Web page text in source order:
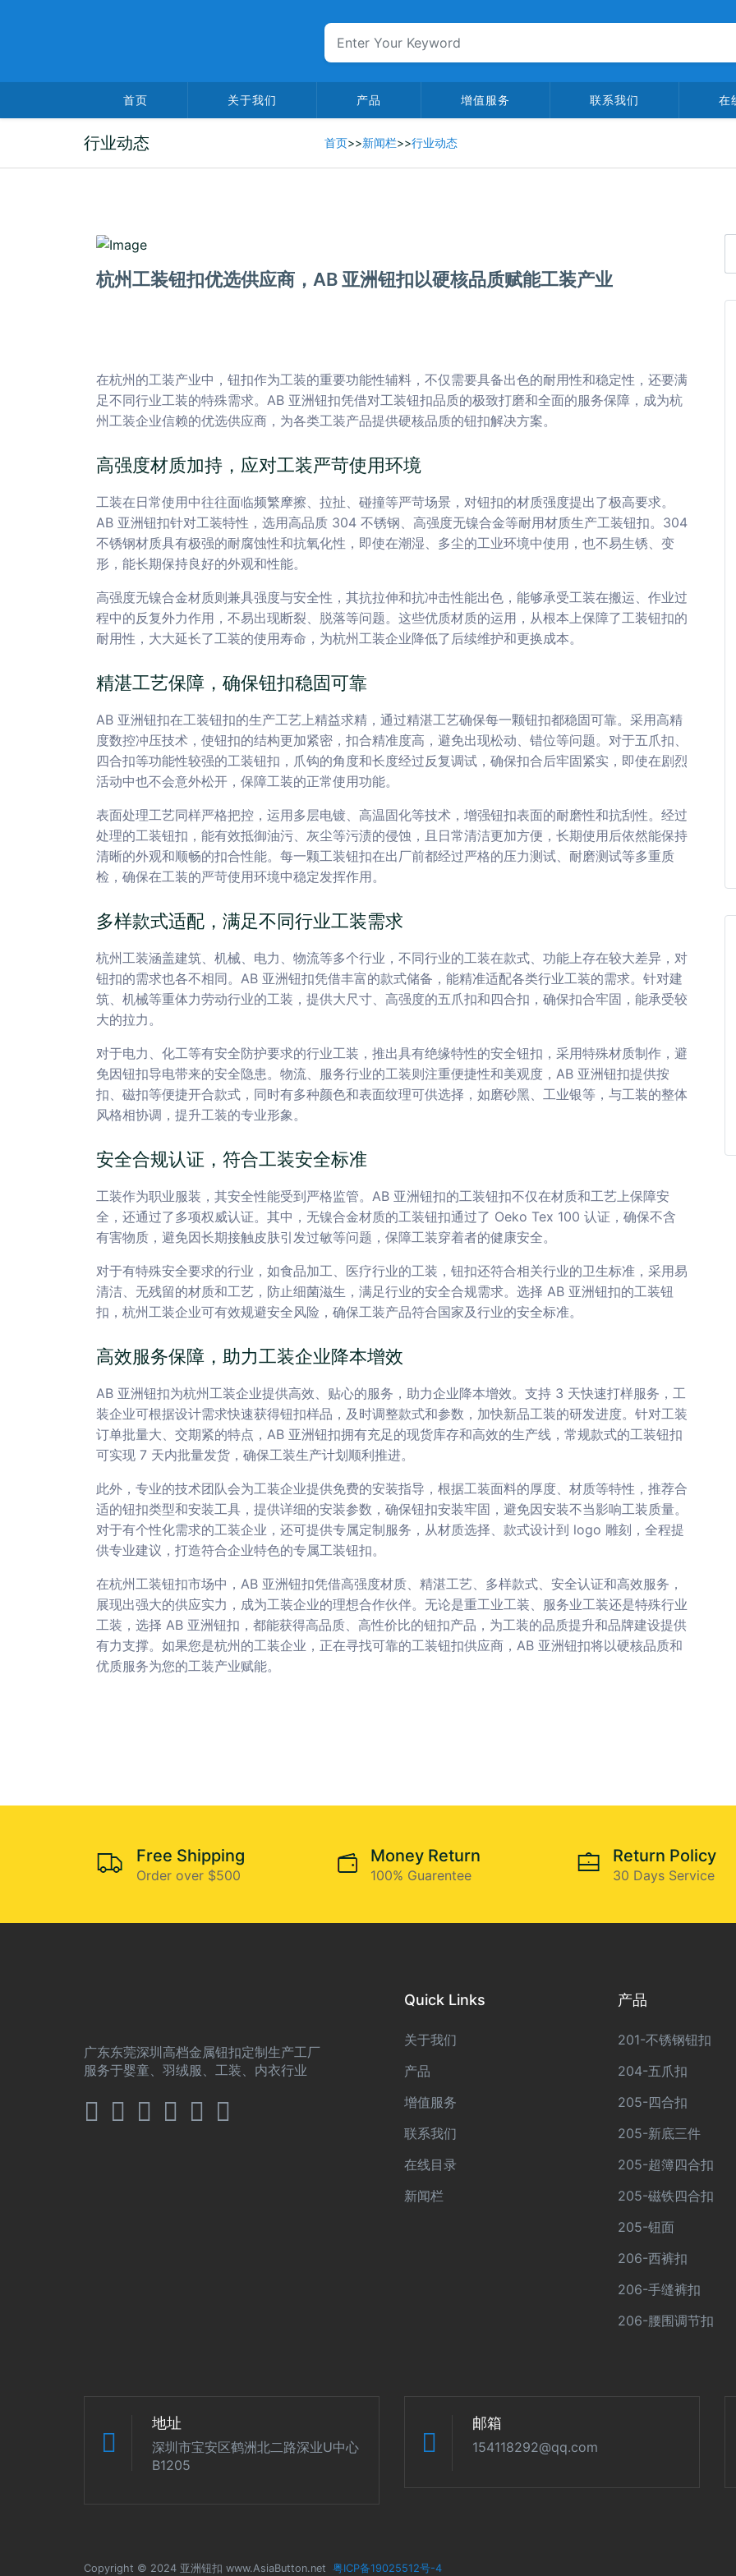
首页 关于我们 产品 增值服务 联系我们 在
行业动态 首页>>新闻栏>>行业动态
2025-07-21
杭州工装钮扣优选供应商，AB 亚洲钮扣以硬核品质赋能工装产业
在杭州的工装产业中，钮扣作为工装的重要功能性辅料，不仅需要具备出色的耐用性和稳定性，还要满
足不同行业工装的特殊需求。AB 亚洲钮扣凭借对工装钮扣品质的极致打磨和全面的服务保障，成为杭
州工装企业信赖的优选供应商，为各类工装产品提供硬核品质的钮扣解决方案。
高强度材质加持，应对工装严苛使用环境
工装在日常使用中往往面临频繁摩擦、拉扯、碰撞等严苛场景，对钮扣的材质强度提出了极高要求。
AB 亚洲钮扣针对工装特性，选用高品质 304 不锈钢、高强度无镍合金等耐用材质生产工装钮扣。304
不锈钢材质具有极强的耐腐蚀性和抗氧化性，即使在潮湿、多尘的工业环境中使用，也不易生锈、变
形，能长期保持良好的外观和性能。
高强度无镍合金材质则兼具强度与安全性，其抗拉伸和抗冲击性能出色，能够承受工装在搬运、作业过
程中的反复外力作用，不易出现断裂、脱落等问题。这些优质材质的运用，从根本上保障了工装钮扣的
耐用性，大大延长了工装的使用寿命，为杭州工装企业降低了后续维护和更换成本。
精湛工艺保障，确保钮扣稳固可靠
AB 亚洲钮扣在工装钮扣的生产工艺上精益求精，通过精湛工艺确保每一颗钮扣都稳固可靠。采用高精
度数控冲压技术，使钮扣的结构更加紧密，扣合精准度高，避免出现松动、错位等问题。对于五爪扣、
四合扣等功能性较强的工装钮扣，爪钩的角度和长度经过反复调试，确保扣合后牢固紧实，即使在剧烈
活动中也不会意外松开，保障工装的正常使用功能。
表面处理工艺同样严格把控，运用多层电镀、高温固化等技术，增强钮扣表面的耐磨性和抗刮性。经过
处理的工装钮扣，能有效抵御油污、灰尘等污渍的侵蚀，且日常清洁更加方便，长期使用后依然能保持
清晰的外观和顺畅的扣合性能。每一颗工装钮扣在出厂前都经过严格的压力测试、耐磨测试等多重质
检，确保在工装的严苛使用环境中稳定发挥作用。
多样款式适配，满足不同行业工装需求
杭州工装涵盖建筑、机械、电力、物流等多个行业，不同行业的工装在款式、功能上存在较大差异，对
钮扣的需求也各不相同。AB 亚洲钮扣凭借丰富的款式储备，能精准适配各类行业工装的需求。针对建
筑、机械等重体力劳动行业的工装，提供大尺寸、高强度的五爪扣和四合扣，确保扣合牢固，能承受较
大的拉力。
对于电力、化工等有安全防护要求的行业工装，推出具有绝缘特性的安全钮扣，采用特殊材质制作，避
免因钮扣导电带来的安全隐患。物流、服务行业的工装则注重便捷性和美观度，AB 亚洲钮扣提供按
扣、磁扣等便捷开合款式，同时有多种颜色和表面纹理可供选择，如磨砂黑、工业银等，与工装的整体
风格相协调，提升工装的专业形象。
安全合规认证，符合工装安全标准
工装作为职业服装，其安全性能受到严格监管。AB 亚洲钮扣的工装钮扣不仅在材质和工艺上保障安
全，还通过了多项权威认证。其中，无镍合金材质的工装钮扣通过了 Oeko Tex 100 认证，确保不含
有害物质，避免因长期接触皮肤引发过敏等问题，保障工装穿着者的健康安全。
对于有特殊安全要求的行业，如食品加工、医疗行业的工装，钮扣还符合相关行业的卫生标准，采用易
清洁、无残留的材质和工艺，防止细菌滋生，满足行业的安全合规需求。选择 AB 亚洲钮扣的工装钮
扣，杭州工装企业可有效规避安全风险，确保工装产品符合国家及行业的安全标准。
高效服务保障，助力工装企业降本增效
AB 亚洲钮扣为杭州工装企业提供高效、贴心的服务，助力企业降本增效。支持 3 天快速打样服务，工
装企业可根据设计需求快速获得钮扣样品，及时调整款式和参数，加快新品工装的研发进度。针对工装
订单批量大、交期紧的特点，AB 亚洲钮扣拥有充足的现货库存和高效的生产线，常规款式的工装钮扣
可实现 7 天内批量发货，确保工装生产计划顺利推进。
此外，专业的技术团队会为工装企业提供免费的安装指导，根据工装面料的厚度、材质等特性，推荐合
适的钮扣类型和安装工具，提供详细的安装参数，确保钮扣安装牢固，避免因安装不当影响工装质量。
对于有个性化需求的工装企业，还可提供专属定制服务，从材质选择、款式设计到 logo 雕刻，全程提
供专业建议，打造符合企业特色的专属工装钮扣。
在杭州工装钮扣市场中，AB 亚洲钮扣凭借高强度材质、精湛工艺、多样款式、安全认证和高效服务，
展现出强大的供应实力，成为工装企业的理想合作伙伴。无论是重工业工装、服务业工装还是特殊行业
工装，选择 AB 亚洲钮扣，都能获得高品质、高性价比的钮扣产品，为工装的品质提升和品牌建设提供
有力支撑。如果您是杭州的工装企业，正在寻找可靠的工装钮扣供应商，AB 亚洲钮扣将以硬核品质和
优质服务为您的工装产业赋能。
Free Shipping
Order over $500
Money Return
100% Guarentee
Return Policy
30 Days Service
广东东莞深圳高档金属钮扣定制生产工厂
服务于婴童、羽绒服、工装、内衣行业
Quick Links
关于我们
产品
增值服务
联系我们
在线目录
新闻栏
产品
201-不锈钢钮扣
204-五爪扣
205-四合扣
205-新底三件
205-超簿四合扣
205-磁铁四合扣
205-钮面
206-西裤扣
206-手缝裤扣
206-腰围调节扣
地址
深圳市宝安区鹤洲北二路深业U中心
B1205
邮箱
154118292@qq.com
Copyright © 2024 亚洲钮扣 www.AsiaButton.net 粤ICP备19025512号-4